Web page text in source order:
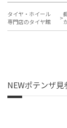
タイヤ・ホイール
専門店のタイヤ館
NEWポテンザ見